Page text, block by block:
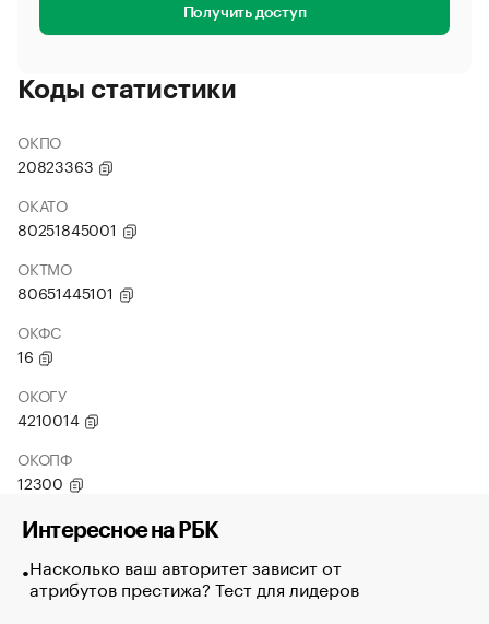
Получить доступ
Коды статистики
ОКПО
20823363
ОКАТО
80251845001
ОКТМО
80651445101
ОКФС
16
ОКОГУ
4210014
ОКОПФ
12300
Интересное на РБК
Насколько ваш авторитет зависит от
атрибутов престижа? Тест для лидеров